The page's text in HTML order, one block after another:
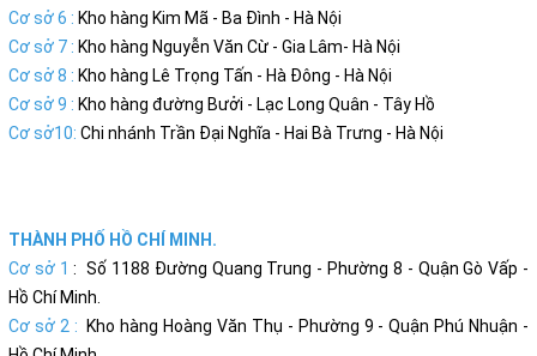
Cơ sở 6 : Kho hàng Kim Mã - Ba Đình - Hà Nội
Cơ sở 7 : Kho hàng Nguyễn Văn Cừ - Gia Lâm- Hà Nội
Cơ sở 8 : Kho hàng Lê Trọng Tấn - Hà Đông - Hà Nội
Cơ sở 9 : Kho hàng đường Bưởi - Lạc Long Quân - Tây Hồ
Cơ sở10: Chi nhánh Trần Đại Nghĩa - Hai Bà Trưng - Hà Nội
THÀNH PHỐ HỒ CHÍ MINH.
Cơ sở 1: Số 1188 Đường Quang Trung - Phường 8 - Quận Gò Vấp -
Hồ Chí Minh.
Cơ sở 2 : Kho hàng Hoàng Văn Thụ - Phường 9 - Quận Phú Nhuận -